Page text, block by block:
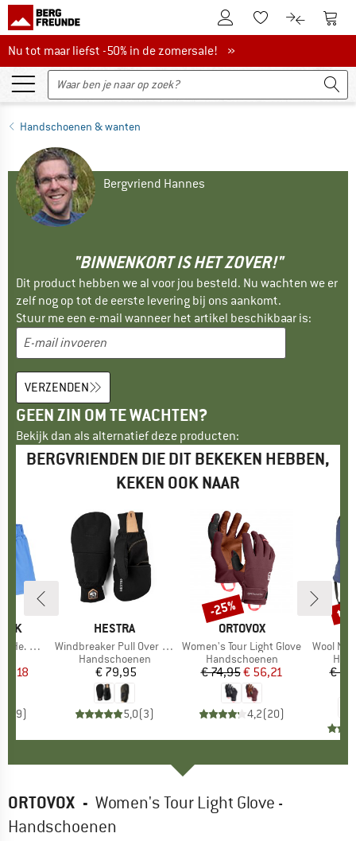
De klantenaccount
Naar deNaar de
Nu tot maar liefst -50% in de zomersale!
Nu tot maar liefst -50% in de zomersale! »
Handschoenen & wanten
Bergvriend Hannes
"BINNENKORT IS HET ZOVER!"
Dit product hebben we al voor jou besteld. Nu wachten we er
zelf nog op tot de eerste levering bij ons aankomt.
Stuur me een e-mail wanneer het artikel beschikbaar is:
VERZENDEN
GEEN ZIN OM TE WACHTEN?
Bekijk dan als alternatief deze producten:
BERGVRIENDEN DIE DIT BEKEKEN HEBBEN,
KEKEN OOK NAAR
prijs
9)
MERK
HESTRA
Artikel
Windbreaker Pull Over Mitt
Productgroep
Handschoenen
Prijs
€ 79,95
5,0(3)
MERK
ORTOVOX
Artikel
Women's Tour Light Glove
Productgroep
Handschoenen
Prijs
€ 74,95Verlaagde prijs
€ 56,21
4,2(20)
Korting
-25%
Artikel
Wool
€
tot
ORTOVOX - Women's Tour Light Glove -
Handschoenen